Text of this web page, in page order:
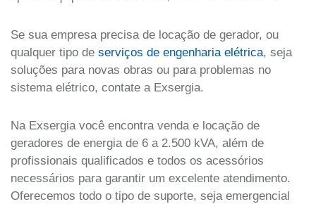
Se sua empresa precisa de locação de gerador, ou
qualquer tipo de serviços de engenharia elétrica, seja
soluções para novas obras ou para problemas no
sistema elétrico, contate a Exsergia.
Na Exsergia você encontra venda e locação de
geradores de energia de 6 a 2.500 kVA, além de
profissionais qualificados e todos os acessórios
necessários para garantir um excelente atendimento.
Oferecemos todo o tipo de suporte, seja emergencial